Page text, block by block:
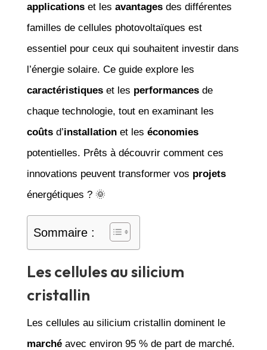
applicationset les avantagesdes différentes
familles de cellules photovoltaïques est
essentiel pour ceux qui souhaitent investir dans
l’énergie solaire. Ce guide explore les
caractéristiqueset les performancesde
chaque technologie, tout en examinant les
coûtsd’installationet les économies
potentielles. Prêts à découvrir comment ces
innovations peuvent transformer vos projets
énergétiques ? 🌞
Sommaire :
Les cellules au silicium
cristallin
Les cellules au silicium cristallin dominent le
marchéavec environ 95 % de part de marché.